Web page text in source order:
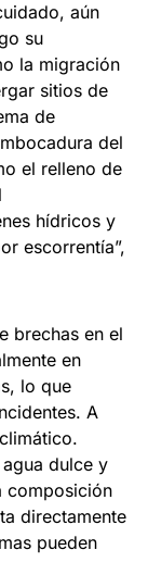
aún
su
la migración
sitios de
de
del
el relleno de
hídricos y
escorrentía”,
brechas en el
en
lo que
A
dulce y
composición
directamente
pueden